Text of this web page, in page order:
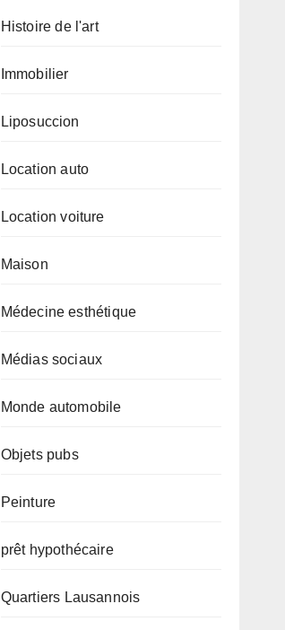
Histoire de l'art
Immobilier
Liposuccion
Location auto
Location voiture
Maison
Médecine esthétique
Médias sociaux
Monde automobile
Objets pubs
Peinture
prêt hypothécaire
Quartiers Lausannois